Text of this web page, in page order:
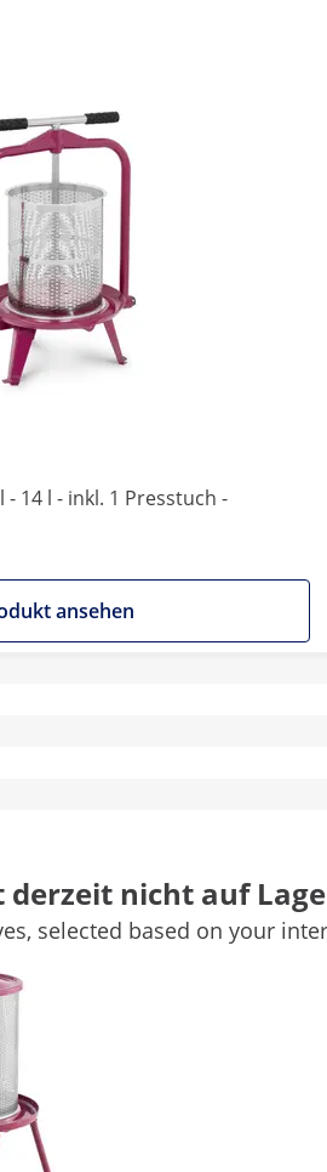
14 l - inkl. 1 Presstuch -
ansehen
vergleichen
derzeit nicht auf
selected based on your